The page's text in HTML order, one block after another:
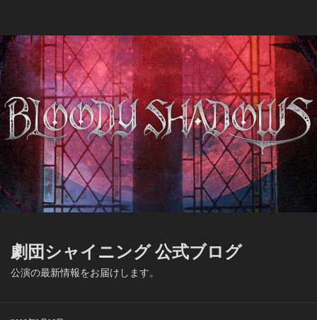
コ
ン
テ
ン
ツ
へ
プ
劇
シ
ャ
劇団シャイニング 公式ブログ
公演の最新情報をお届けします。